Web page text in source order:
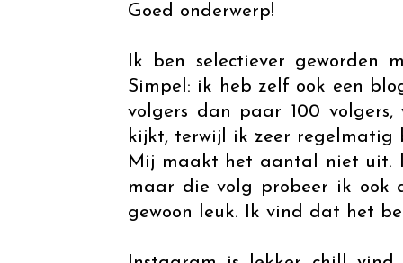
Goed onderwerp!
Ik ben selectiever geworden
Simpel: ik heb zelf ook een
volgers dan paar 100
kijkt, terwijl ik zeer regelmatig
Mij maakt het aantal niet uit.
maar die volg probeer ik ook
gewoon leuk. Ik vind dat het